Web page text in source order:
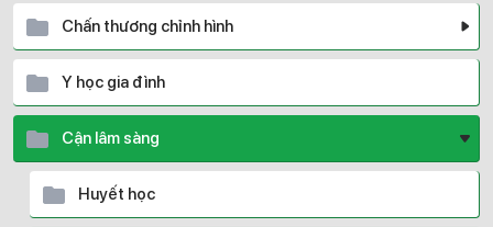
Chấn thương chỉnh hình
Y học gia đình
Cận lâm sàng
Huyết học